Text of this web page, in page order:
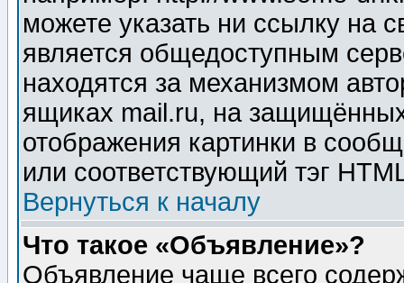
можете указать ни ссылку на
является общедоступным
находятся за механизмом
ящиках mail.ru, на
отображения картинки в
или соответствующий тэг
Вернуться к началу
Что такое «Объявление»?
Объявление чаще всего